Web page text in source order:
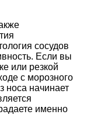
сосудов
Если вы
или резкой
с морозного
носа начинает
именно